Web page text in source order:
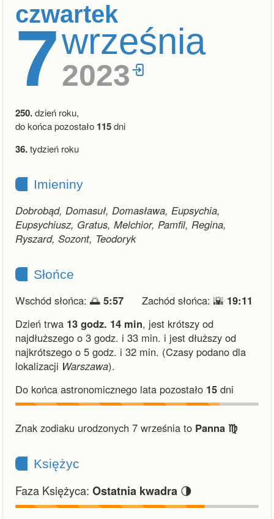
czwartek
7września
2023
250.dzień roku,
do końca pozostało 115dni
36.tydzień roku
Imieniny
Dobrobąd, Domasuł, Domasława, Eupsychia,
Eupsychiusz, Gratus, Melchior, Pamfil, Regina,
Ryszard, Sozont, Teodoryk
Słońce
Wschód słońca: 🌅 5:57 Zachód słońca: 🌇 19:11
Dzień trwa 13 godz. 14 min, jest krótszy od
najdłuższego o 3 godz. i 33 min. i jest dłuższy od
najkrótszego o 5 godz. i 32 min. (Czasy podano dla
lokalizacji Warszawa).
Do końca astronomicznego lata pozostało 15 dni
Znak zodiaku urodzonych 7 września to Panna ♍︎
Księżyc
Faza Księżyca: Ostatnia kwadra 🌗